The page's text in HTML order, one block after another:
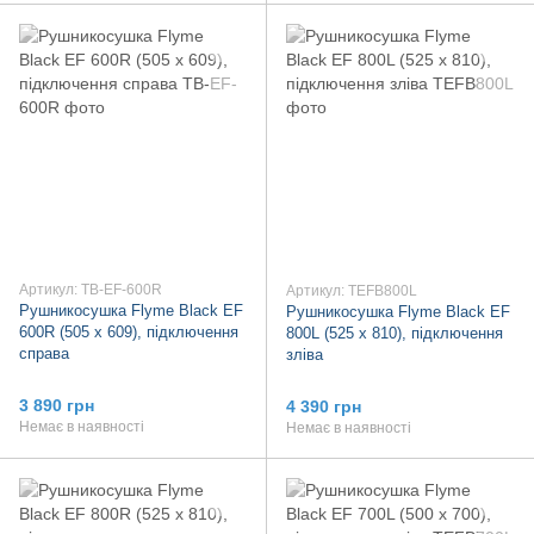
Артикул: TB-EF-600R
Рушникосушка Flyme Black EF
600R (505 х 609), підключення
справа
3 890 грн
Немає в наявності
Артикул: TEFB800L
Рушникосушка Flyme Black EF
800L (525 х 810), підключення
зліва
4 390 грн
Немає в наявності